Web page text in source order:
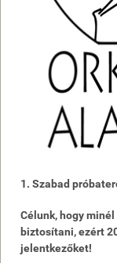
1. Szabad
Célunk, hogy
biztosítani, ezért
jelentkezőket!